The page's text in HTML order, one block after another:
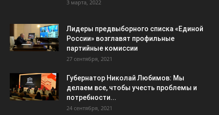
3 марта, 2022
Лидеры предвыборного списка «Единой
России» возглавят профильные
партийные комиссии
27 сентября, 2021
Губернатор Николай Любимов: Мы
делаем все, чтобы учесть проблемы и
потребности...
24 сентября, 2021